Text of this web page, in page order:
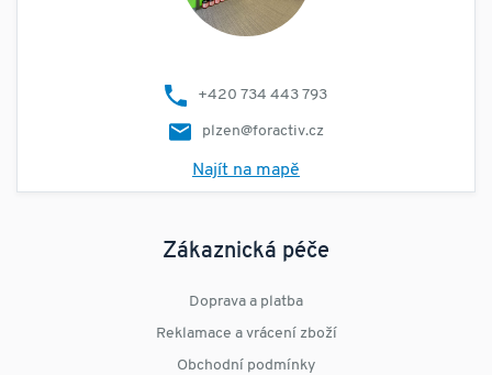
+420 734 443 793
plzen@foractiv.cz
Najít na mapě
Zákaznická péče
Doprava a platba
Reklamace a vrácení zboží
Obchodní podmínky